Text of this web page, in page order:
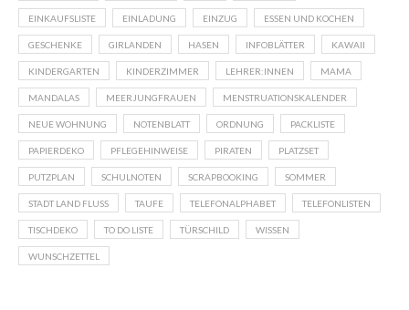
EINKAUFSLISTE EINLADUNG EINZUG ESSEN UND KOCHEN
GESCHENKE GIRLANDEN HASEN INFOBLÄTTER KAWAII
KINDERGARTEN KINDERZIMMER LEHRER:INNEN MAMA
MANDALAS MEERJUNGFRAUEN MENSTRUATIONSKALENDER
NEUE WOHNUNG NOTENBLATT ORDNUNG PACKLISTE
PAPIERDEKO PFLEGEHINWEISE PIRATEN PLATZSET
PUTZPLAN SCHULNOTEN SCRAPBOOKING SOMMER
STADT LAND FLUSS TAUFE TELEFONALPHABET TELEFONLISTEN
TISCHDEKO TO DO LISTE TÜRSCHILD WISSEN
WUNSCHZETTEL